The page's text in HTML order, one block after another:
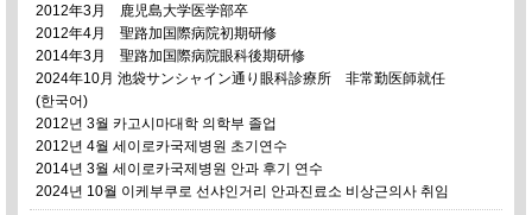
2012年3月 鹿児島大学医学部卒
2012年4月 聖路加国際病院初期研修
2014年3月 聖路加国際病院眼科後期研修
2024年10月 池袋サンシャイン通り眼科診療所 非常勤医師就任
(한국어)
2012년 3월 카고시마대학 의학부 졸업
2012년 4월 세이로카국제병원 초기연수
2014년 3월 세이로카국제병원 안과 후기 연수
2024년 10월 이케부쿠로 선샤인거리 안과진료소 비상근의사 취임